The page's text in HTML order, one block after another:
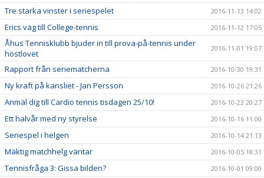
Tre starka vinster i seriespelet 2016-11-13 14:02
Erics väg till College-tennis 2016-11-12 17:05
Åhus Tennisklubb bjuder in till prova-på-tennis under
höstlovet
2016-11-01 19:07
Rapport från seriematcherna 2016-10-30 19:31
Ny kraft på kansliet - Jan Persson 2016-10-26 21:26
Anmäl dig till Cardio tennis tisdagen 25/10! 2016-10-23 20:27
Ett halvår med ny styrelse 2016-10-16 11:00
Seriespel i helgen 2016-10-14 21:13
Mäktig matchhelg väntar 2016-10-05 18:31
Tennisfråga 3: Gissa bilden? 2016-10-01 09:00